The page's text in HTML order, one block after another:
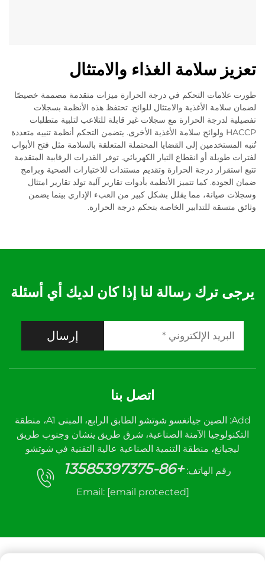
تعزيز سلامة الغذاء والامتثال
طورت علامات التحكم في درجة الحرارة ميزات متقدمة مصممة خصيصًا
لضمان سلامة الأغذية والامتثال للوائح. تحتفظ هذه الأنظمة بسجلات
تفصيلية لدرجة الحرارة مع سجلات غير قابلة للتلاعب لتلبية متطلبات
HACCP ولوائح سلامة الأغذية الأخرى. يتضمن التحكم أنظمة تنبيه متعددة
تُنبه المستخدمين إلى القضايا المحتملة المتعلقة بالسلامة مثل فتح الأبواب
لفترات طويلة أو انقطاع التيار الكهربائي. توفر القدرات الرقابية المتقدمة
تتبع استقرار درجة الحرارة وتقديم مستندات للاختبارات الصحية وبرامج
ضمان الجودة. كما تتميز الأنظمة بأدوات تقارير آلية تولد تقارير امتثال
وسجلات صيانة، مما يقلل بشكل كبير من العبء الإداري بينما يضمن
وثائق متسقة للتدابير الخاصة بتحكم درجة الحرارة.
يرجى ترك رسالة لنا إذا كان لديك أي أسئلة
إرسال
اتصل بنا
Add: الصين جيانغسو شوتشو الطابق الرابع، المبنى A1، منطقة
التكنولوجيا الآمنة الصناعية، شرق طريق ينشان وجنوب طريق
ليجيانغ، منطقة التنمية الصناعية عالية التقنية في شوتشو
رقم الهاتف: +86-13585397375
Email: [email protected]